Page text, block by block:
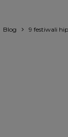
Blog 9 festiwali